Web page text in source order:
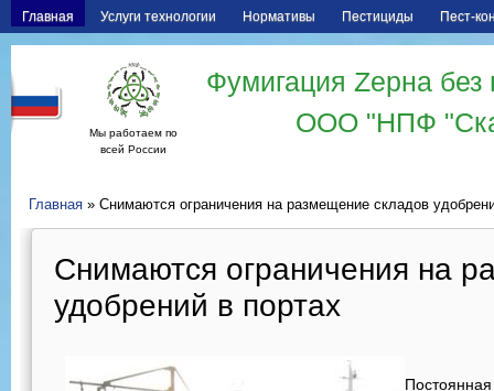
Главная Услуги технологии Нормативы Пестициды Пест-
Мы работаем по
всей России
Фумигация Zерна
ООО "НПФ
Главная » Снимаются ограничения на размещение складов
Снимаются ограничения на
удобрений в портах
Постоянная